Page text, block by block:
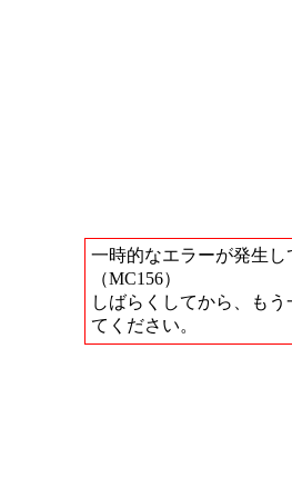
一時的なエラーが発生し
（MC156）
しばらくしてから、もう
てください。